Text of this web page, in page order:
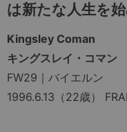
は新たな人生を
Kingsley Coman
キングスレイ・コマン
FW29｜バイエルン
1996.6.13（22歳）